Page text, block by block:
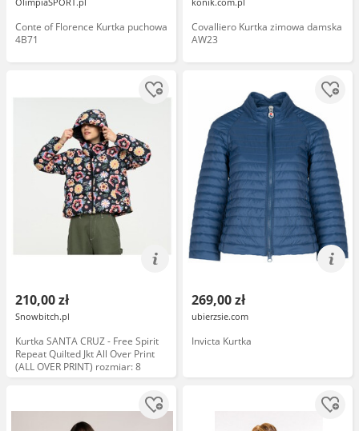
Conte of Florence Kurtka puchowa
4B71
Covalliero Kurtka zimowa damska
AW23
210,00 zł
Snowbitch.pl
Kurtka SANTA CRUZ - Free Spirit
Repeat Quilted Jkt All Over Print
(ALL OVER PRINT) rozmiar: 8
269,00 zł
ubierzsie.com
Invicta Kurtka